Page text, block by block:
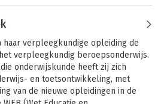
haar verpleegkundige opleiding de
verpleegkundig beroepsonderwijs.
onderwijskunde heeft zij zich
en toetsontwikkeling, met
van de nieuwe opleidingen in de